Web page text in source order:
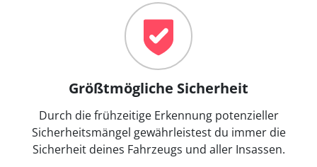
Größtmögliche Sicherheit
Durch die frühzeitige Erkennung potenzieller
Sicherheitsmängel gewährleistest du immer die
Sicherheit deines Fahrzeugs und aller Insassen.